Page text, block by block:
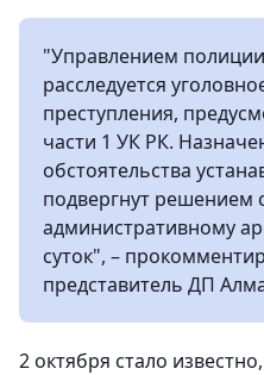
"Управлением
расследуется
преступления,
части 1 УК РК.
обстоятельства
подвергнут решением
административному
суток", –
представитель ДП
2 октября стало